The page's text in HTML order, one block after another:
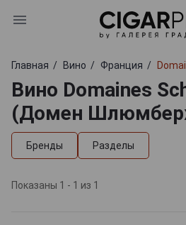
Главная Вино Франция
Вино Domaines
(Домен
Бренды Разделы
Показаны 1 - 1 из 1